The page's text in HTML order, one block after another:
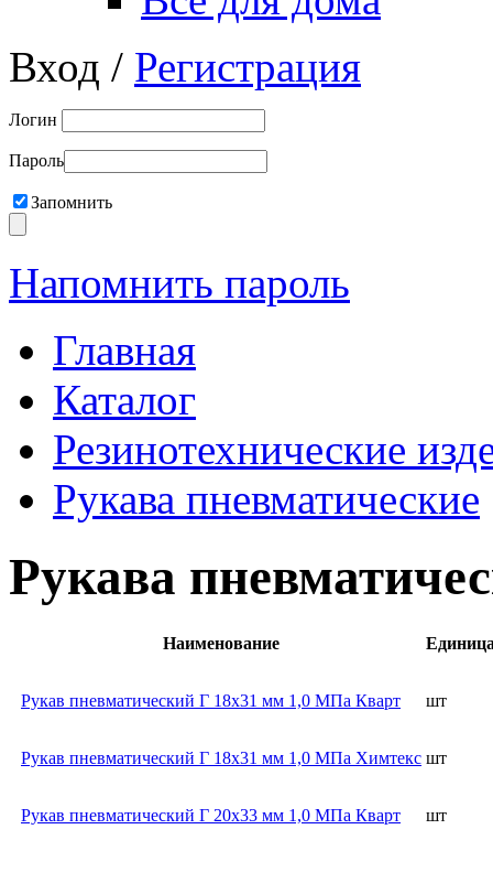
Вход / Регистрация
Логин
Пароль
Запомнить
Напомнить пароль
Главная
Каталог
Резинотехнические
Рукава пневматические
Рукава
Наименование
Рукав пневматический Г 18х31 мм 1,0 МПа Кварт шт
Рукав пневматический Г 18х31 мм 1,0 МПа Химтекс шт
Рукав пневматический Г 20х33 мм 1,0 МПа Кварт шт